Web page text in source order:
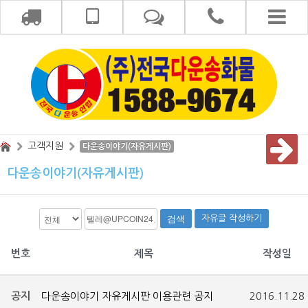
고객지원 다운송이야기(자유게시판)
다운송이야기(자유게시판)
검색 자유글 작성하기
번호 제목 작성일
공지 다운송이야기 자유게시판 이용관련 공지 2016.11.28